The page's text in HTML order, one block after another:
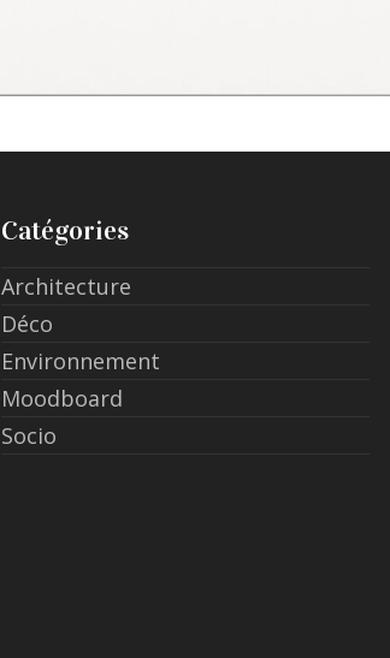
Catégories
Architecture
Déco
Environnement
Moodboard
Socio